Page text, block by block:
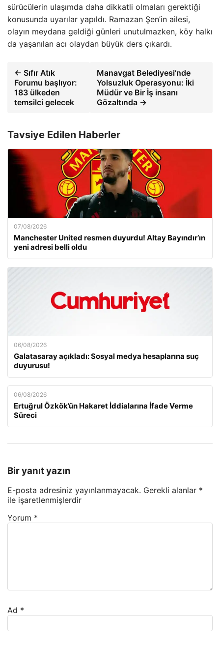
sürücülerin ulaşımda daha dikkatli olmaları gerektiği
konusunda uyarılar yapıldı. Ramazan Şen’in ailesi,
olayın meydana geldiği günleri unutulmazken, köy halkı
da yaşanılan acı olaydan büyük ders çıkardı.
← Sıfır Atık
Forumu başlıyor:
183 ülkeden
temsilci gelecek
Manavgat Belediyesi’nde
Yolsuzluk Operasyonu: İki
Müdür ve Bir İş insanı
Gözaltında →
Tavsiye Edilen Haberler
07/08/2026
Manchester United resmen duyurdu! Altay Bayındır’ın
yeni adresi belli oldu
06/08/2026
Galatasaray açıkladı: Sosyal medya hesaplarına suç
duyurusu!
06/08/2026
Ertuğrul Özkök’ün Hakaret İddialarına İfade Verme
Süreci
Bir yanıt yazın
E-posta adresiniz yayınlanmayacak. Gerekli alanlar *
ile işaretlenmişlerdir
Yorum *
Ad *